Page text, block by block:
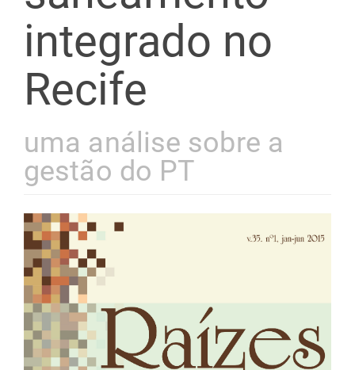
integrado no
Recife
uma análise sobre a
gestão do PT
Barra
lateral
de
artigos